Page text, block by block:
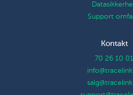
Support
Kontakt
70 26 10 01